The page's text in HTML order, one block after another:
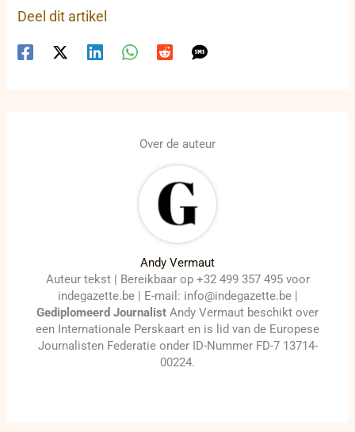
Deel dit artikel
Over de auteur
Andy Vermaut
Auteur tekst | Bereikbaar op +32 499 357 495 voor
indegazette.be | E-mail: info@indegazette.be |
Gediplomeerd Journalist Andy Vermaut beschikt over
een Internationale Perskaart en is lid van de Europese
Journalisten Federatie onder ID-Nummer FD-7 13714-
00224.